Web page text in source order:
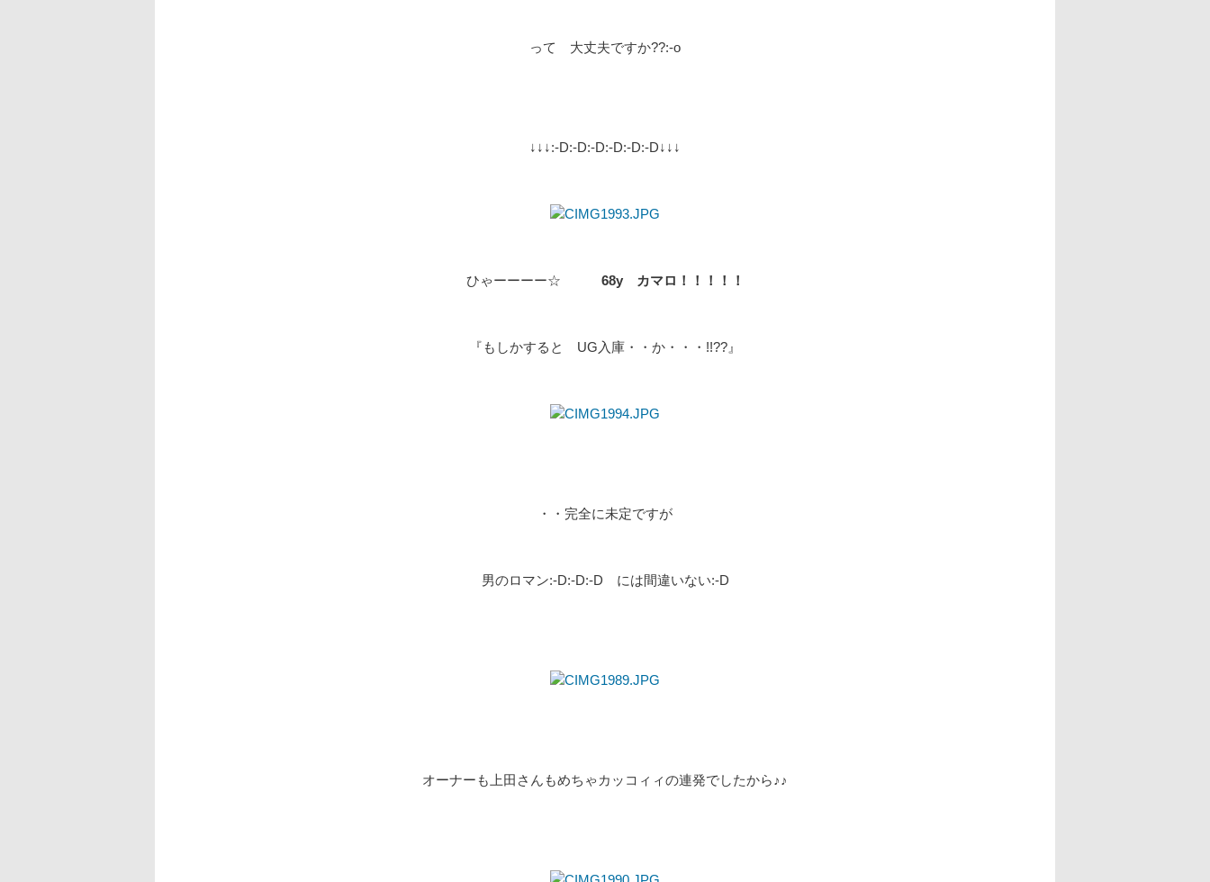
って 大丈夫ですか??:-o
↓↓↓:-D:-D:-D:-D:-D:-D↓↓↓
ひゃーーーー☆ 68y カマロ！！！！！
『もしかすると UG入庫・・か・・・!!??』
・・完全に未定ですが
男のロマン:-D:-D:-D には間違いない:-D
オーナーも上田さんもめちゃカッコィィの連発でしたから♪♪